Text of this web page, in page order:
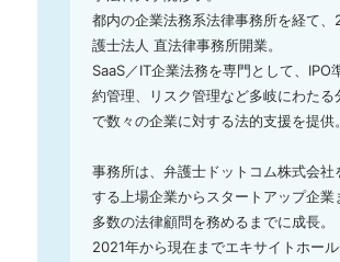
都内の企業法務系法律事務所を経て、
護士法人 直法律事務所開業。
SaaS／IT企業法務を専門として、IPO
約管理、リスク管理など多岐にわたる
で数々の企業に対する法的支援を
事務所は、弁護士ドットコム株式会社
する上場企業からスタートアップ企業
多数の法律顧問を務めるまでに成長。
2021年から現在までエキサイトホー